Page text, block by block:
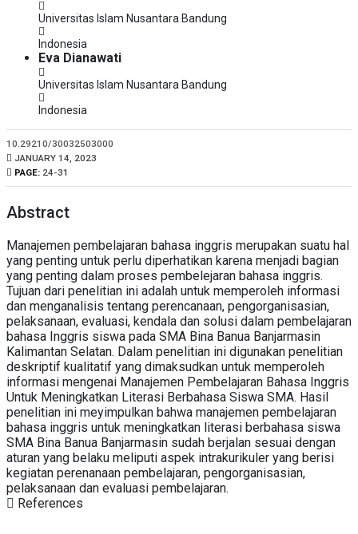
Universitas Islam Nusantara Bandung
Indonesia
Eva Dianawati
Universitas Islam Nusantara Bandung
Indonesia
10.29210/30032503000
PUBLISHED:
JANUARY 14, 2023
PAGE: 24-31
Abstract
Manajemen pembelajaran bahasa inggris merupakan suatu hal
yang penting untuk perlu diperhatikan karena menjadi bagian
yang penting dalam proses pembelejaran bahasa inggris.
Tujuan dari penelitian ini adalah untuk memperoleh informasi
dan menganalisis tentang perencanaan, pengorganisasian,
pelaksanaan, evaluasi, kendala dan solusi dalam pembelajaran
bahasa Inggris siswa pada SMA Bina Banua Banjarmasin
Kalimantan Selatan. Dalam penelitian ini digunakan penelitian
deskriptif kualitatif yang dimaksudkan untuk memperoleh
informasi mengenai Manajemen Pembelajaran Bahasa Inggris
Untuk Meningkatkan Literasi Berbahasa Siswa SMA. Hasil
penelitian ini meyimpulkan bahwa manajemen pembelajaran
bahasa inggris untuk meningkatkan literasi berbahasa siswa
SMA Bina Banua Banjarmasin sudah berjalan sesuai dengan
aturan yang belaku meliputi aspek intrakurikuler yang berisi
kegiatan perenanaan pembelajaran, pengorganisasian,
pelaksanaan dan evaluasi pembelajaran.
References